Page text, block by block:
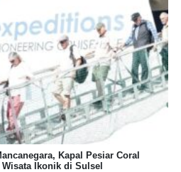
Kapal Pesiar Coral
Ikonik di Sulsel